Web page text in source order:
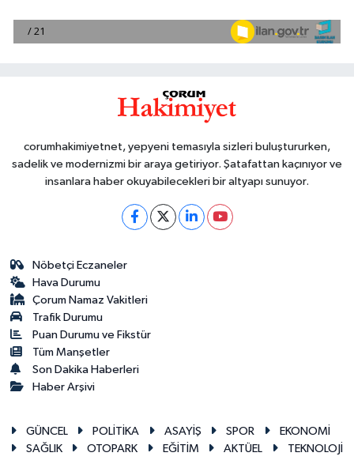
corumhakimiyetnet, yepyeni temasıyla sizleri buluştururken,
sadelik ve modernizmi bir araya getiriyor. Şatafattan kaçınıyor ve
insanlara haber okuyabilecekleri bir altyapı sunuyor.
Nöbetçi Eczaneler
Hava Durumu
Çorum Namaz Vakitleri
Trafik Durumu
Puan Durumu ve Fikstür
Tüm Manşetler
Son Dakika Haberleri
Haber Arşivi
GÜNCEL POLİTİKA ASAYİŞ SPOR
EKONOMİ
SAĞLIK
OTOPARK EĞİTİM AKTÜEL TEKNOLOJİ